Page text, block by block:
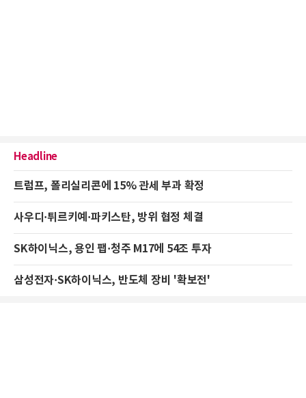
Headline
트럼프, 폴리실리콘에 15% 관세 부과 확정
사우디·튀르키예·파키스탄, 방위 협정 체결
SK하이닉스, 용인 팹·청주 M17에 54조 투자
삼성전자·SK하이닉스, 반도체 장비 '확보전'